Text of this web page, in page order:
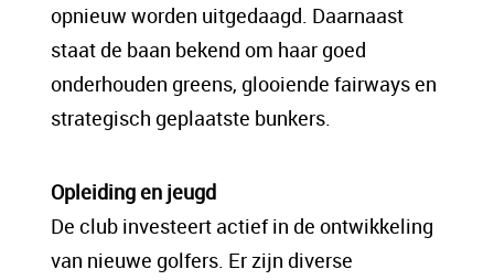
opnieuw worden uitgedaagd. Daarnaast
staat de baan bekend om haar goed
onderhouden greens, glooiende fairways en
strategisch geplaatste bunkers.
Opleiding en jeugd
De club investeert actief in de ontwikkeling
van nieuwe golfers. Er zijn diverse